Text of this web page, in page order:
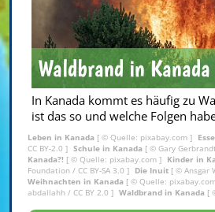
Waldbrand in Kanada
In Kanada kommt es häufig zu
ist das so und welche Folgen
Leben in Kanada [ © Quelle: pixabay.com ]
CC BY-2.0 ] Schule in Kanada [ © Gary Gerbrandt
Kanada?! [ © Quelle: pixabay.com ] Kinder in
Foundation / CC BY-SA 3.0 ] Die Inuit [ © Ansgar
Weihnachten in Kanada [ © Quelle:
abdallahh / CC BY 2.0 ] Waldbrand in Kanada [